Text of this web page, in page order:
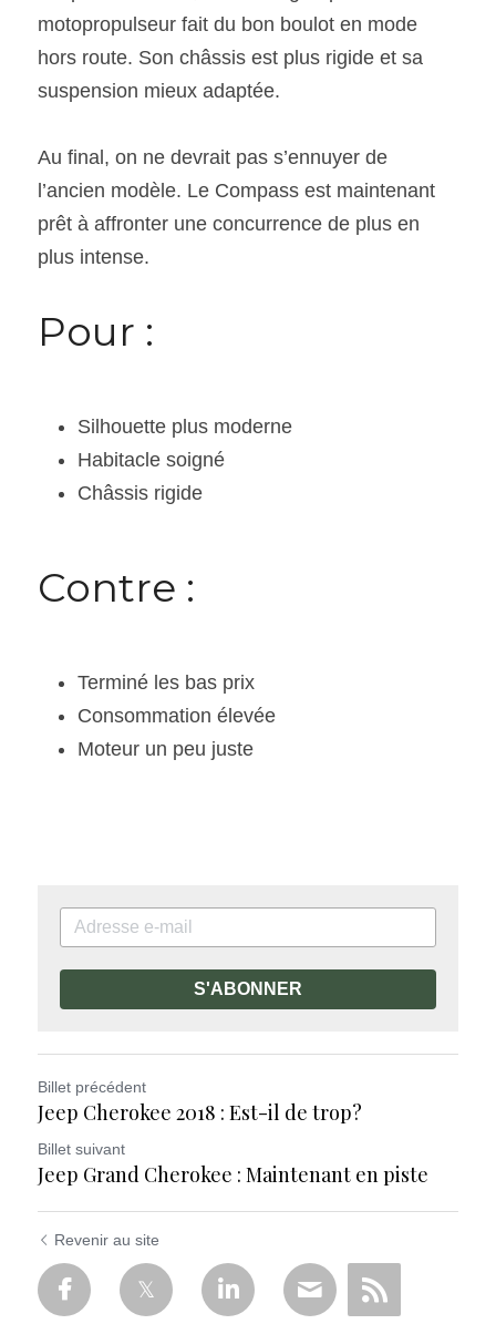
motopropulseur fait du bon boulot en mode
hors route. Son châssis est plus rigide et sa
suspension mieux adaptée.
Au final, on ne devrait pas s’ennuyer de
l’ancien modèle. Le Compass est maintenant
prêt à affronter une concurrence de plus en
plus intense.
Pour :
Silhouette plus moderne
Habitacle soigné
Châssis rigide
Contre :
Terminé les bas prix
Consommation élevée
Moteur un peu juste
S'ABONNER
Billet précédent
Jeep Cherokee 2018 : Est-il de trop?
Billet suivant
Jeep Grand Cherokee : Maintenant en piste
Revenir au site